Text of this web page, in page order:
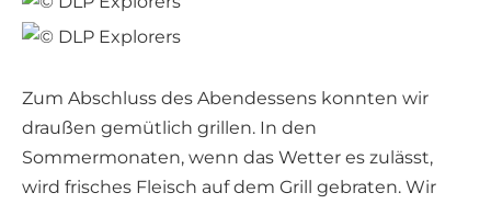
Zum Abschluss des Abendessens konnten wir
draußen gemütlich grillen. In den
Sommermonaten, wenn das Wetter es zulässt,
wird frisches Fleisch auf dem Grill gebraten. Wir